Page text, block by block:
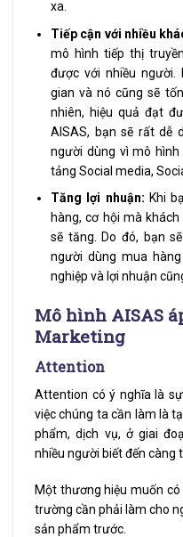
xa.
Tiếp cận với nhiều
mô hình tiếp thị
được với nhiều
gian và nó cũng sẽ
nhiên, hiệu quả đạt
AISAS, bạn sẽ rất dễ
người dùng vì mô
tảng Social media,
Tăng lợi nhuận: Khi
hàng, cơ hội mà
sẽ tăng. Do đó, bạn
người dùng mua
nghiệp và lợi nhuận
Mô hình AISAS
Marketing
Attention
Attention có ý nghĩa là
việc chúng ta cần làm là
phẩm, dịch vụ, ở giai
nhiều người biết đến càng
Một thương hiệu muốn
trường cần phải làm cho
sản phẩm trước.